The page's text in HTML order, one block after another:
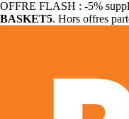
OFFRE FLASH : -5%
BASKET5. Hors offres